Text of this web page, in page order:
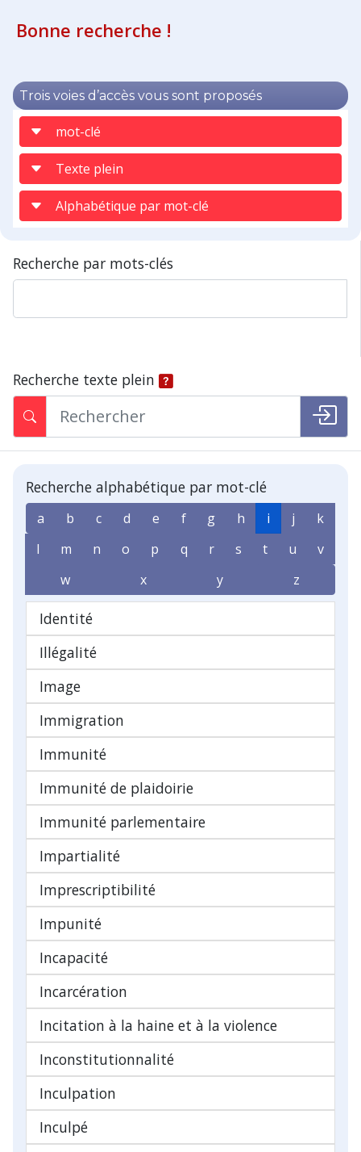
Bonne recherche !
Trois voies d’accès vous sont proposés
mot-clé
Texte plein
Alphabétique par mot-clé
Recherche par mots-clés
Recherche texte plein
Recherche alphabétique par mot-clé
a b c d e f g h i j
k
l
m n o p q r s t u
v
w
x y z
Identité
Illégalité
Image
Immigration
Immunité
Immunité de plaidoirie
Immunité parlementaire
Impartialité
Imprescriptibilité
Impunité
Incapacité
Incarcération
Incitation à la haine et à la violence
Inconstitutionnalité
Inculpation
Inculpé